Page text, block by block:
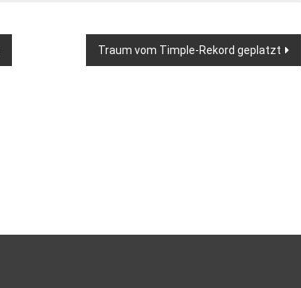
Traum vom Timple-Rekord geplatzt